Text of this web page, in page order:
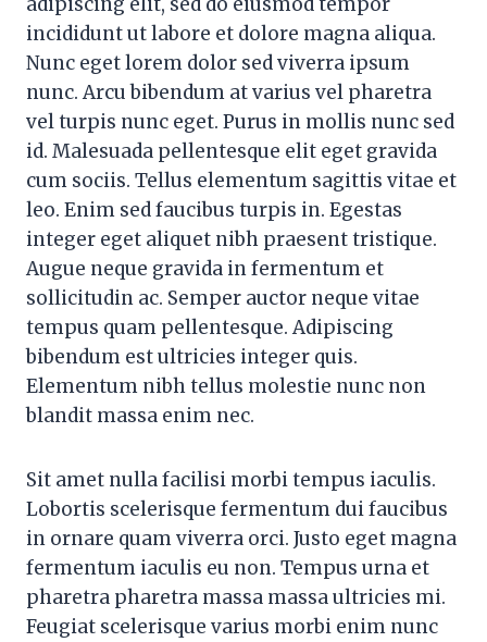
incididunt ut labore et dolore magna aliqua.
Nunc eget lorem dolor sed viverra ipsum
nunc. Arcu bibendum at varius vel pharetra
vel turpis nunc eget. Purus in mollis nunc sed
id. Malesuada pellentesque elit eget gravida
cum sociis. Tellus elementum sagittis vitae et
leo. Enim sed faucibus turpis in. Egestas
integer eget aliquet nibh praesent tristique.
Augue neque gravida in fermentum et
sollicitudin ac. Semper auctor neque vitae
tempus quam pellentesque. Adipiscing
bibendum est ultricies integer quis.
Elementum nibh tellus molestie nunc non
blandit massa enim nec.
Sit amet nulla facilisi morbi tempus iaculis.
Lobortis scelerisque fermentum dui faucibus
in ornare quam viverra orci. Justo eget magna
fermentum iaculis eu non. Tempus urna et
pharetra pharetra massa massa ultricies mi.
Feugiat scelerisque varius morbi enim nunc